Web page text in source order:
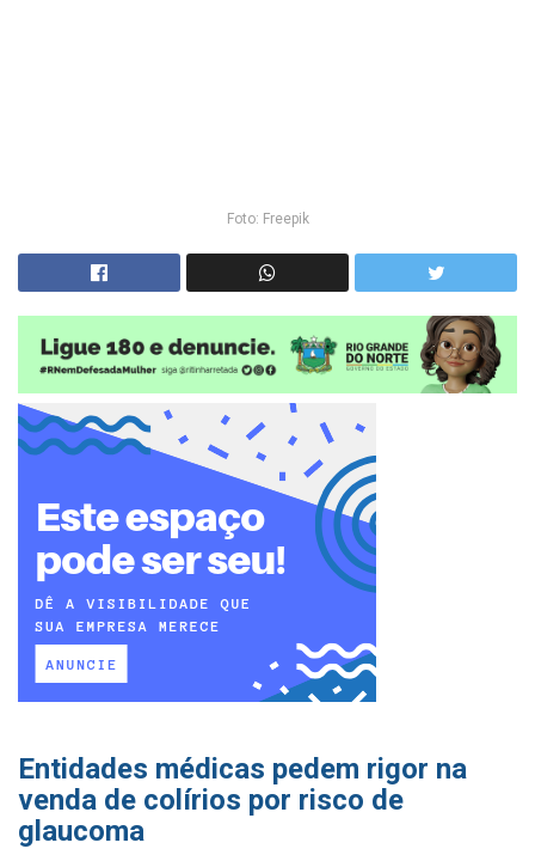
Foto: Freepik
Entidades médicas pedem rigor na
venda de colírios por risco de
glaucoma